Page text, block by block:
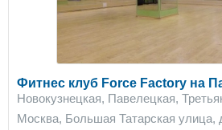
Фитнес клуб Force Factory на
Новокузнецкая, Павелецкая,
Москва, Большая Татарская улица,